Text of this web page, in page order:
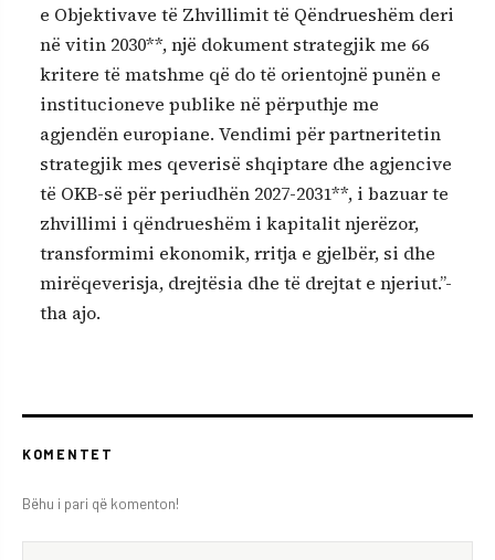
e Objektivave të Zhvillimit të Qëndrueshëm deri
në vitin 2030**, një dokument strategjik me 66
kritere të matshme që do të orientojnë punën e
institucioneve publike në përputhje me
agjendën europiane. Vendimi për partneritetin
strategjik mes qeverisë shqiptare dhe agjencive
të OKB-së për periudhën 2027-2031**, i bazuar te
zhvillimi i qëndrueshëm i kapitalit njerëzor,
transformimi ekonomik, rritja e gjelbër, si dhe
mirëqeverisja, drejtësia dhe të drejtat e njeriut.”-
tha ajo.
KOMENTET
Bëhu i pari që komenton!